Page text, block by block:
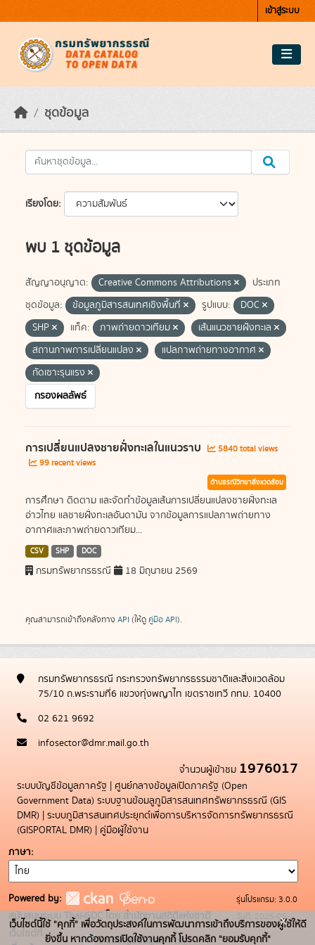
เข้าสู่ระบบ
ชุดข้อมูล
เรียงโดย
พบ 1 ชุดข้อมูล
สัญญาอนุญาต: Creative Commons Attributions
ประเภท
ชุดข้อมูล:
ข้อมูลภูมิสารสนเทศเชิงพื้นที่ รูปแบบ:
DOC
SHP
แท็ค: ภาพถ่ายดาวเทียม
เส้นแนวชายฝั่งทะเล
สถานภาพการเปลี่ยนแปลง
แปลภาพถ่ายทางอากาศ
กัดเซาะรุนแรง
กรองผลลัพธ์
การเปลี่ยนแปลงชายฝั่งทะเลในแนวราบ
5840 total views
99 recent views
ด้านธรณีวิทยาสิ่งแวดล้อม
การศึกษา ติดตาม และจัดทำข้อมูลเส้นการเปลี่ยนแปลงชายฝั่งทะเล
อ่าวไทย แลชายฝั่งทะเลอันดามัน จากข้อมูลการแปลภาพถ่ายทาง
อากาศและภาพถ่ายดาวเทียม...
CSV SHP DOC
กรมทรัพยากรธรณี 18 มิถุนายน 2569
คุณสามารถเข้าถึงคลังทาง API (ให้ดู คู่มือ API).
กรมทรัพยากรธรณี กระทรวงทรัพยากรธรรมชาติและสิ่งแวดล้อม
75/10 ถ.พระรามที่6 แขวงทุ่งพญาไท เขตราชเทวี กทม. 10400
02 621 9692
infosector@dmr.mail.go.th
จำนวนผู้เข้าชม 1976017
ระบบบัญชีข้อมูลภาครัฐ | ศูนย์กลางข้อมูลเปิดภาครัฐ (Open
Government Data) ระบบฐานข้อมลูภูมิสารสนเทศทรัพยากรธรณี (GIS
DMR) | ระบบภูมิสารสนเทศประยุกต์เพื่อการบริหารจัดการทรัพยากรธรณี
(GISPORTAL DMR) | คู่มือผู้ใช้งาน
ภาษา
Powered by:
สนับสนุนระบบ Thai-GDC โดย สำนักงานสถิติแห่งชาติ
เว็บไซต์ที่
ระบบบัญชีข้อมูลภาครัฐ
รุ่นโปรแกรม: 3.0.0
วันที่: 2025-05-
19
เว็บไซต์นี้ใช้ "คุกกี้" เพื่อวัตถุประสงค์ในการพัฒนาการเข้าถึงบริการของผู้ใช้ให้ดี
ยิ่งขึ้น หากต้องการเปิดใช้งานคุกกี้ โปรดคลิก "ยอมรับคุกกี้"
x